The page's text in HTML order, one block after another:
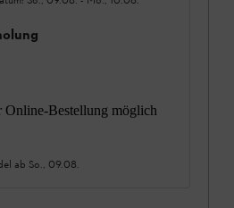
Online-Bestellung möglich
ab So., 09.08.